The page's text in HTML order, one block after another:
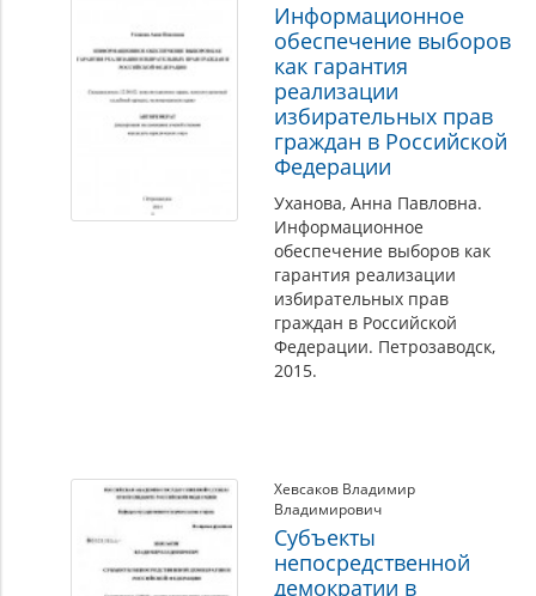
Информационное
обеспечение выборов
как гарантия
реализации
избирательных прав
граждан в Российской
Федерации
Уханова, Анна Павловна.
Информационное
обеспечение выборов как
гарантия реализации
избирательных прав
граждан в Российской
Федерации. Петрозаводск,
2015.
Хевсаков Владимир
Владимирович
Субъекты
непосредственной
демократии в